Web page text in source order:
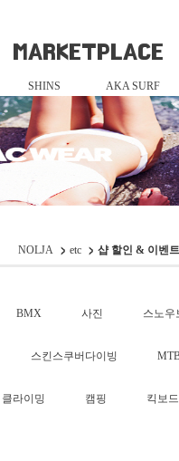
MARKETPLACE
SHINS AKA SURF
NOLJA etc 샵 할인 & 이벤
BMX 사진 스노우
스킨스쿠버다이빙
클라이밍 캠핑 킥보드